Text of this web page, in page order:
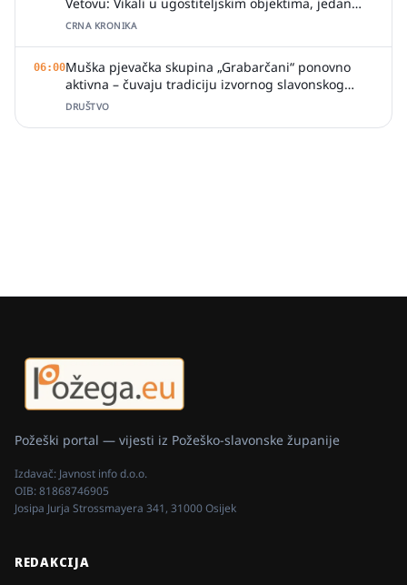
zalio djelatnicu pićem
CRNA KRONIKA
06:00Muška pjevačka skupina „Grabarčani“ ponovno
aktivna – čuvaju tradiciju izvornog slavonskog
pjevanja
DRUŠTVO
Požeški portal — vijesti iz Požeško-slavonske županije
Izdavač: Javnost info d.o.o.
OIB:81868746905
Josipa Jurja Strossmayera 341, 31000 Osijek
REDAKCIJA